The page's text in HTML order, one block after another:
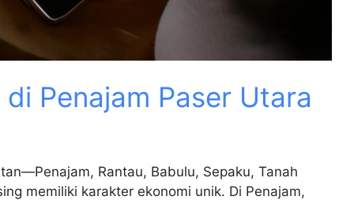
Penajam Paser Utara
Rantau, Babulu, Sepaku, Tanah
memiliki karakter ekonomi unik. Di Penajam,